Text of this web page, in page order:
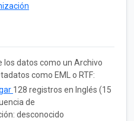
los datos como un Archivo
como EML o RTF:
128 registros en Inglés (15
de
desconocido